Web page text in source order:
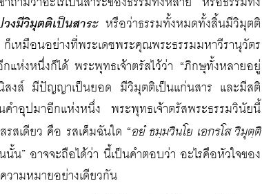
งมีวิมุตติเป็นสาระ หรือว่าธรรมทั้งหมดทั้งสิ้นมีวิมุตติ
มือนอย่างที่พระเดชพระคุณพระธรรมมหาวีรานุวัตร
ห่งหนึ่งก็ได้ พระพุทธเจ้าตรัสไว้ว่า “ภิกษุทั้งหลายอยู่
สงส์ มีปัญญาเป็นยอด มีวิมุตติเป็นแก่นสาร และมีสติ
ำอุปมาอีกแห่งหนึ่ง พระพุทธเจ้าตรัสพระธรรมวินัยนี้
สเดียว คือ รสเค็มฉันใด “อยํ ธมฺมวินโย เอกรโส วิมุตฺติ
” อาจจะถือได้ว่า นี้เป็นคำตอบว่า อะไรคือหัวใจของ
ามหมายอย่างเดียวกัน